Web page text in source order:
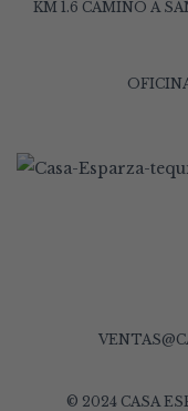
KM 1.6 CAMINO A
© 2024 CASA